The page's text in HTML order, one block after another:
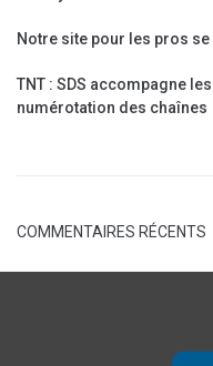
Notre site pour les pros se
TNT : SDS accompagne
numérotation des chaînes
COMMENTAIRES RÉCENTS